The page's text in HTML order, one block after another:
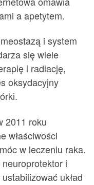
a apetytem.
i system
się wiele
i radiację,
oksydacyjny
2011 roku
właściwości
w leczeniu raka.
i
układ